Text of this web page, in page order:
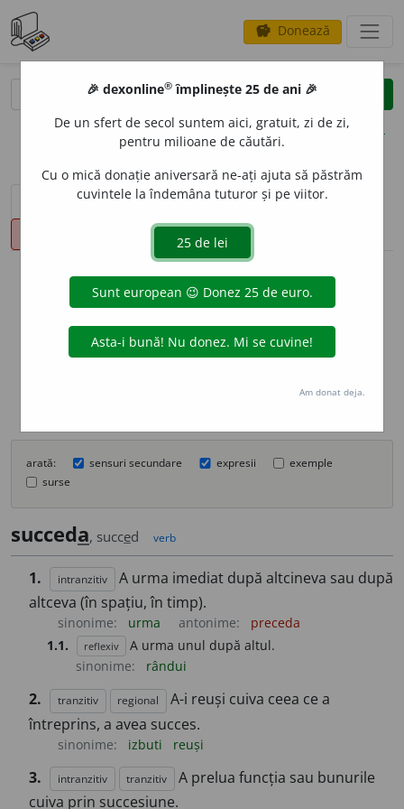
savings Donează
clear
opțiuni
sinteza definițiilor (1) definiții (24)
conjugări
info
Aceste definiții sunt compilate de
echipa dexonline. Definițiile
originale se află pe filadefiniții.
Puteți reordona filele pe pagina de
arată: sensuri secundare expresii
exemple
surse
succeda, succed verb
1. intranzitiv
A urma imediat după altcineva sau după
altceva (în spațiu, în timp).
sinonime: urma antonime:
preceda
1.1.
reflexiv
A urma unul după altul.
sinonime:
rândui
2. tranzitiv regional
A-i reuși cuiva ceea ce a
întreprins, a avea succes.
sinonime: izbuti reuși
3. intranzitiv tranzitiv
A prelua funcția sau bunurile
cuiva prin succesiune.
🎉 dexonline® împlinește 25 de ani 🎉
De un sfert de secol suntem aici, gratuit, zi de zi,
pentru milioane de căutări.
Cu o mică donație aniversară ne-ați ajuta să păstrăm
cuvintele la îndemâna tuturor și pe viitor.
Am donat deja.